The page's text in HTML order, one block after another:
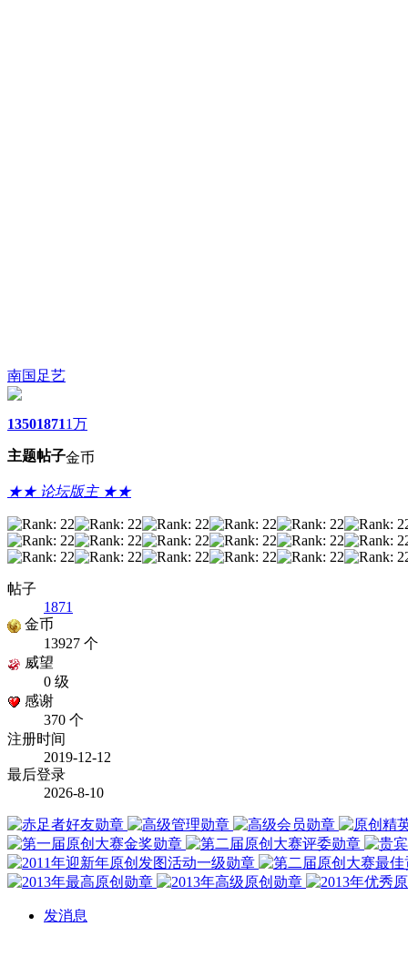
南国足艺
1350
主题
1871
帖子
1万
金币
★★ 论坛版主 ★★
帖子
1871
金币
13927 个
威望
0 级
感谢
370 个
注册时间
2019-12-12
最后登录
2026-8-10
发消息